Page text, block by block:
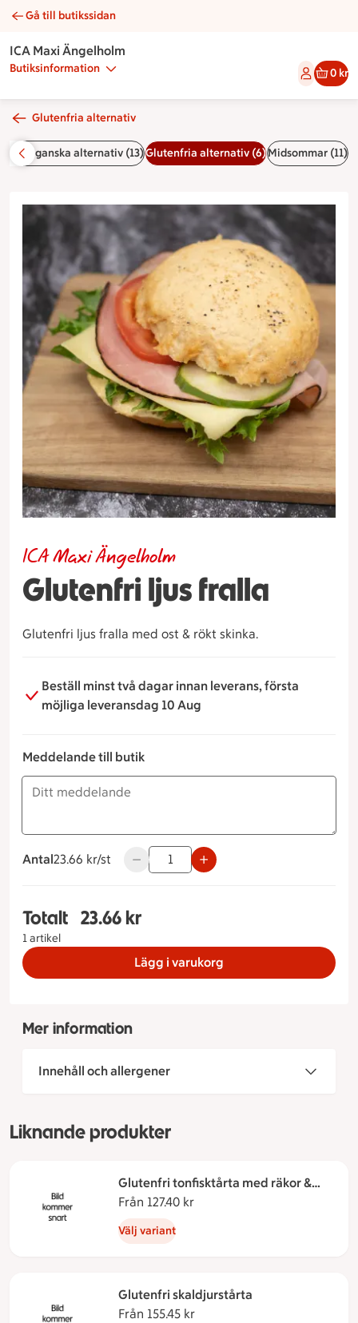
Glutenfri ljus fralla | Catering ICA Maxi Ängelholm
Gå till butikssidan
ICA Maxi Ängelholm
Butiksinformation 0 kr
Glutenfria alternativ
veganska alternativ (13)Glutenfria alternativ (6)Midsommar (11)
Glutenfri ljus fralla
ICA Maxi Ängelholm
Glutenfri ljus fralla med ost & rökt skinka.
Beställ minst två dagar innan leverans, första
möjliga leveransdag 10 Aug
Meddelande till butik
Antal
23.66 kronor styck
23.66 kr/st Använd knapparna för att minska
Totalt
1 artikel
Totalt 1 stycken Glutenfri Ljus Fralla, 23.66
23.66 kr
Lägg i varukorg
Mer information
Innehåll och allergener
Liknande produkter
Glutenfri tonfisktårta med räkor &
skinka
Från 127.40 kr
Välj variant
Glutenfri skaldjurstårta
Från 155.45 kr